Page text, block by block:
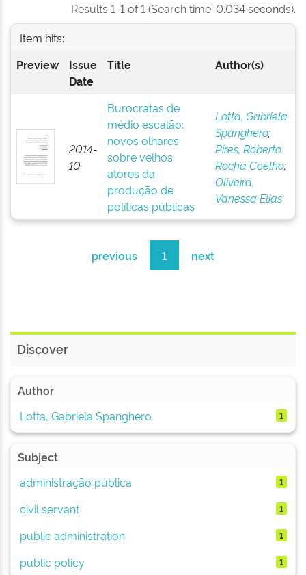
Results 1-1 of 1 (Search time: 0.034 seconds).
Item hits:
Preview
Issue
Date
Title Author(s)
2014-
10
Burocratas de
médio escalão:
novos olhares
sobre velhos
atores da
produção de
políticas públicas
Lotta, Gabriela
Spanghero;
Pires, Roberto
Rocha Coelho;
Oliveira,
Vanessa Elias
previous 1 next
Discover
Author
Lotta, Gabriela Spanghero
1
Subject
administração pública
1
civil servant 1
public administration 1
public policy 1